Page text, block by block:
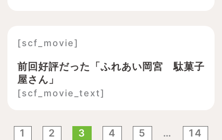
[scf_movie]
前回好評だった「ふれあい岡宮 駄菓子
屋さん」
[scf_movie_text]
1 2 3 4 5 … 14